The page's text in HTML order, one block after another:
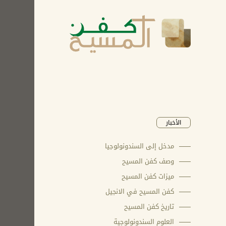
الأخبار
مدخل إلى السندونولوجيا
وصف كفن المسيح
ميزات كفن المسيح
كفن المسيح في الانجيل
تاريخ كفن المسيح
العلوم السندونولوجية